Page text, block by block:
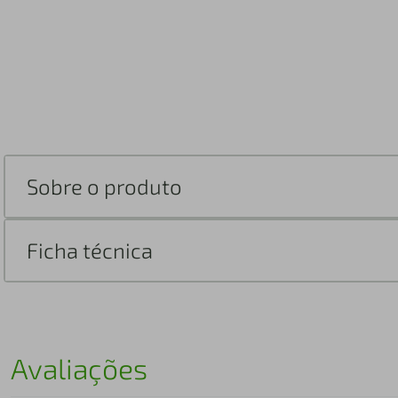
Sobre o produto
Ficha técnica
Avaliações